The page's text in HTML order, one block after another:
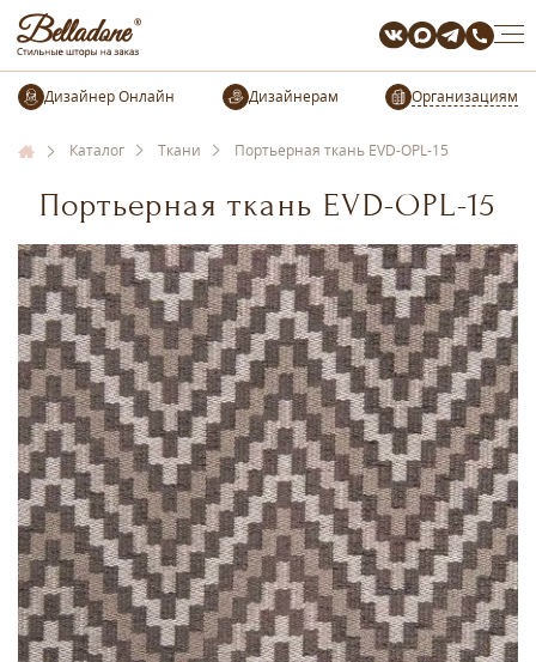
Организациям
Каталог Ткани Портьерная ткань EVD-OPL-15
Портьерная ткань EVD-OPL-15